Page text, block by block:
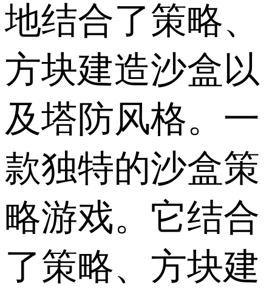
地结合了策略、
方块建造沙盒以
及塔防风格。一
款独特的沙盒策
略游戏。它结合
了策略、方块建